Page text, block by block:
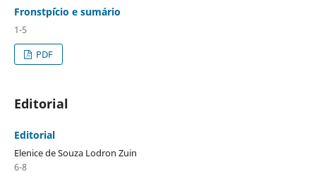
Fronstp´ício e sumário
1-5
PDF
Editorial
Editorial
Elenice de Souza Lodron Zuin
6-8